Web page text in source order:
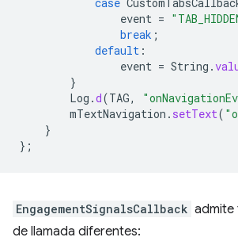
case
event =
break ;
default :
event = String .
}
Log .d(TAG,
mTextNavigation . setText(
}
};
EngagementSignalsCallback admite
de llamada diferentes: